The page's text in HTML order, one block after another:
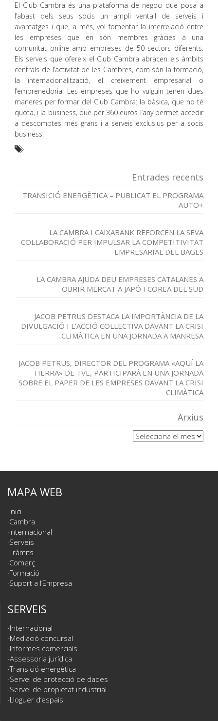
El Club Cambra és una plataforma de negoci que posa a
l’abast dels seus socis un ampli ventall de serveis i
avantatges i que, a més, vol fomentar la interrelació entre
les empreses que en són membres gràcies a una
comunitat online amb empreses de 50 sectors diferents.
Els serveis que ofereix el Club Cambra abracen els àmbits
centrals de l’activitat de les Cambres, com són la formació,
la internacionalització, el creixement empresarial o
l’emprenedoria. Les empreses que ho vulguin tenen dues
maneres per formar del Club Cambra: la bàsica, que no té
quota, i la business, que per 360 euros l’any permet accedir
a descomptes més grans i a serveis exclusius per a socis
business.
Entrades recents
TRANSICIÓ ENERGÈTICA – PUBLICAT EL PROGRAMA
AUTO+
LA CAMBRA I CAIXABANK REFORCEN LA SEVA
COL·LABORACIÓ PER IMPULSAR LA COMPETITIVITAT
EMPRESARIAL DEL BAGES
LA CAMBRA AJUDA DEU EMPRESES CATALANES A
OBRIR MERCAT A JAPÓ I COREA DEL SUD
JACOB PETRUS DESTACA LA IMPORTÀNCIA DE LA
DIVULGACIÓ I L’ACCIÓ COL·LECTIVA DAVANT LA CRISI
CLIMÀTICA EN UNA JORNADA A MANRESA
JACOB PETRUS, DIRECTOR DEL PROGRAMA «AQUÍ LA
TIERRA» DE TVE, PARTICIPARÀ EN UNA JORNADA
SOBRE EL PAPER DE LES EMPRESES DAVANT LA CRISI
CLIMÀTICA
Arxius
Arxius
MAPA WEB
Inici
Cambra
Internacional
Serveis
Tràmits
Comerç
Formació
Suport a l’Empresa
SERVEIS
Internacional
Mediació concursal
Informes comercials
Assessoria jurídica
Transició energètica
Servei de protecció de dades
Servei de propietat industrial
Lloguer d’espais